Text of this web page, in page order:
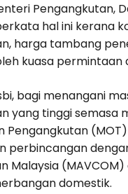
Pengangkutan,
hal ini kerana
harga tambang
kuasa permintaan
bagi menangani
yang tinggi semasa
Pengangkutan
perbincangan
Malaysia
domestik.